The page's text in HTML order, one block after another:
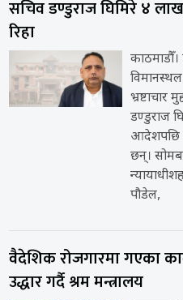
सचिव डण्डुराज घिमिरे ४
रिहा
काठमाडौँ।
भ्रष्टाचार
डण्डुराज
आदेशपछि
छन्।
पौडेल,
वैदेशिक रोजगारमा गएका
उद्धार गर्दै श्रम मन्त्रालय